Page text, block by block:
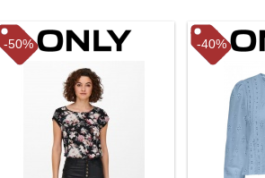
-50% -40%